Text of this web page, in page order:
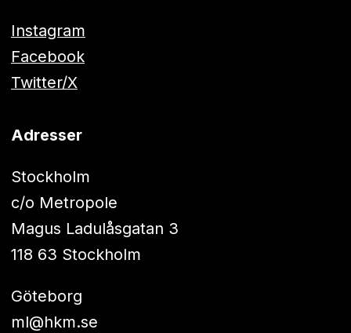
Instagram
Facebook
Twitter/X
Adresser
Stockholm
c/o Metropole
Magus Ladulåsgatan 3
118 63 Stockholm
Göteborg
ml@hkm.se